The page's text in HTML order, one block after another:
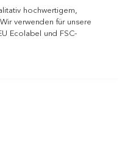
hochwertigem,
verwenden für unsere
Ecolabel und FSC-